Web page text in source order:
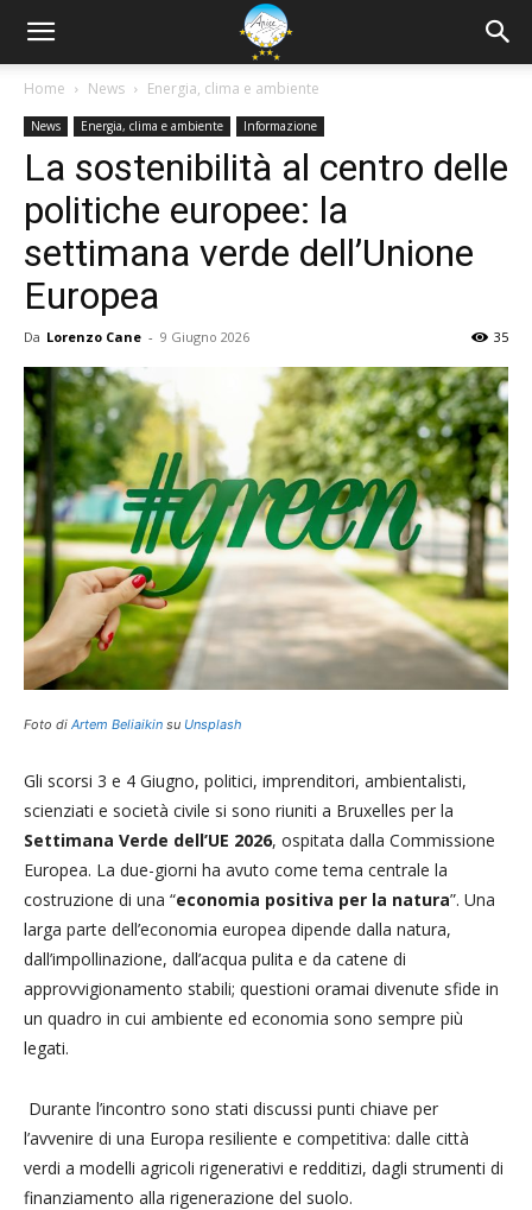
Home News Energia, clima e ambiente
News Energia, clima e ambiente Informazione
La sostenibilità al centro delle
politiche europee: la
settimana verde dell’Unione
Europea
Da Lorenzo Cane - 9 Giugno 2026 35
Foto di Artem Beliaikin su Unsplash
Gli scorsi 3 e 4 Giugno, politici, imprenditori, ambientalisti,
scienziati e società civile si sono riuniti a Bruxelles per la
Settimana Verde dell’UE 2026, ospitata dalla Commissione
Europea. La due-giorni ha avuto come tema centrale la
costruzione di una “economia positiva per la natura”. Una
larga parte dell’economia europea dipende dalla natura,
dall’impollinazione, dall’acqua pulita e da catene di
approvvigionamento stabili; questioni oramai divenute sfide in
un quadro in cui ambiente ed economia sono sempre più
legati.
Durante l’incontro sono stati discussi punti chiave per
l’avvenire di una Europa resiliente e competitiva: dalle città
verdi a modelli agricoli rigenerativi e redditizi, dagli strumenti di
finanziamento alla rigenerazione del suolo.